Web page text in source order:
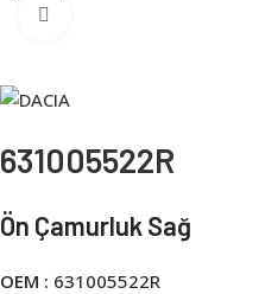
631005522R
Ön Çamurluk Sağ
OEM : 631005522R